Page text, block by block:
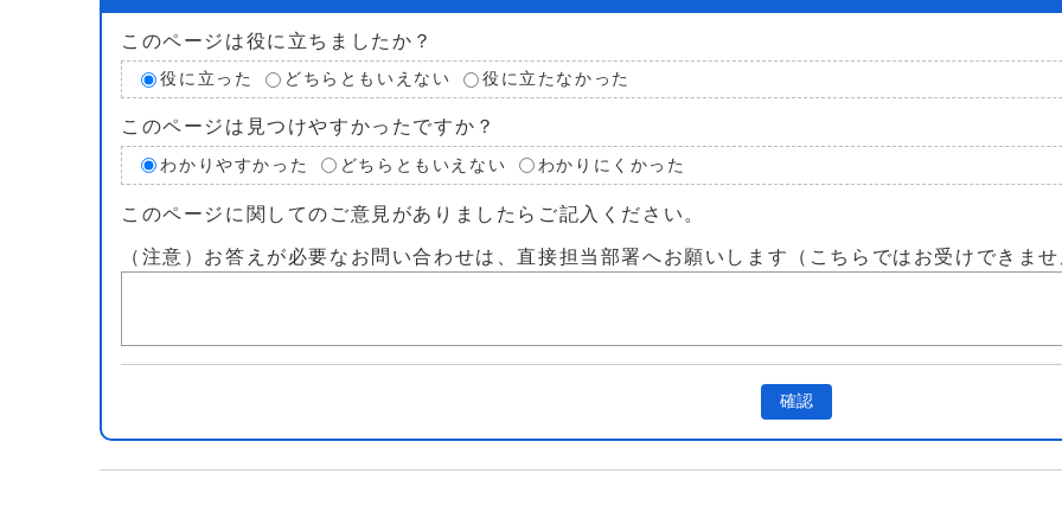
このページは役に立ちましたか？
役に立った どちらともいえない 役に立たなかった
このページは見つけやすかったですか？
わかりやすかった どちらともいえない わかりにくかった
このページに関してのご意見がありましたらご記入ください。
（注意）お答えが必要なお問い合わせは、直接担当部署へお願いします（こちらではお受けできま
確認